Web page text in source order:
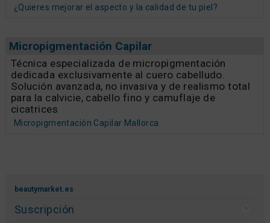
¿Quieres mejorar el aspecto y la calidad de tu piel?
Micropigmentación Capilar
Técnica especializada de micropigmentación
dedicada exclusivamente al cuero cabelludo.
Solución avanzada, no invasiva y de realismo total
para la calvicie, cabello fino y camuflaje de
cicatrices
Micropigmentación Capilar Mallorca
beautymarket.es
Suscripción